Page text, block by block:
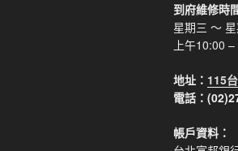
到府維修時
星期三 ～ 星
上午10:00
地址： 115
電話：
帳戶資料：